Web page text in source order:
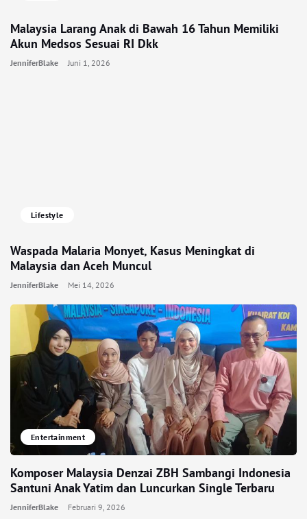
Malaysia Larang Anak di Bawah 16 Tahun Memiliki
Akun Medsos Sesuai RI Dkk
JenniferBlake Juni 1, 2026
Lifestyle
Waspada Malaria Monyet, Kasus Meningkat di
Malaysia dan Aceh Muncul
JenniferBlake Mei 14, 2026
Entertainment
Komposer Malaysia Denzai ZBH Sambangi Indonesia
Santuni Anak Yatim dan Luncurkan Single Terbaru
JenniferBlake Februari 9, 2026